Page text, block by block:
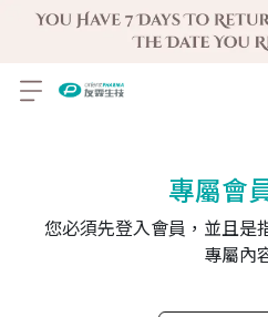
專屬會
您必須先登入會員，並且是
專屬內